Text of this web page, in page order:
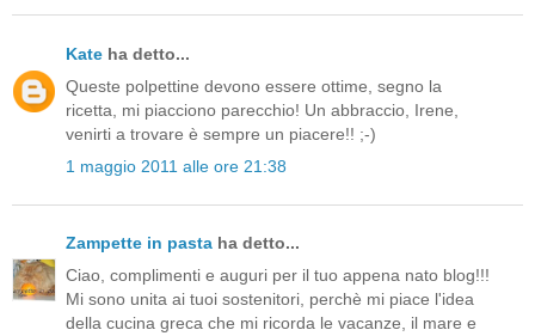
Kate ha detto...
Queste polpettine devono essere ottime, segno la
ricetta, mi piacciono parecchio! Un abbraccio, Irene,
venirti a trovare è sempre un piacere!! ;-)
1 maggio 2011 alle ore 21:38
Zampette in pasta ha detto...
Ciao, complimenti e auguri per il tuo appena nato blog!!!
Mi sono unita ai tuoi sostenitori, perchè mi piace l'idea
della cucina greca che mi ricorda le vacanze, il mare e